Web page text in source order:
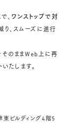
、 ワンストップで対
、スムーズに進行
そのままWeb上に再
たします。
ビルディング4階5